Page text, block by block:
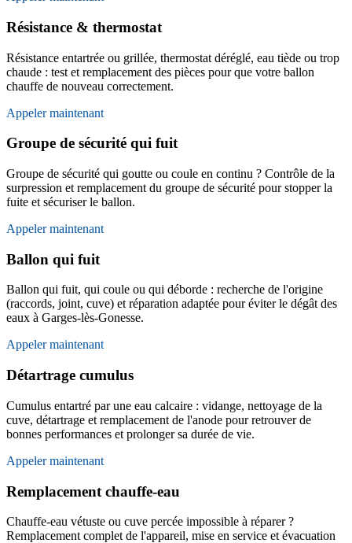
Résistance & thermostat
Résistance entartrée ou grillée, thermostat déréglé, eau tiède ou trop
chaude : test et remplacement des pièces pour que votre ballon
chauffe de nouveau correctement.
Appeler maintenant
Groupe de sécurité qui fuit
Groupe de sécurité qui goutte ou coule en continu ? Contrôle de la
surpression et remplacement du groupe de sécurité pour stopper la
fuite et sécuriser le ballon.
Appeler maintenant
Ballon qui fuit
Ballon qui fuit, qui coule ou qui déborde : recherche de l'origine
(raccords, joint, cuve) et réparation adaptée pour éviter le dégât des
eaux à Garges-lès-Gonesse.
Appeler maintenant
Détartrage cumulus
Cumulus entartré par une eau calcaire : vidange, nettoyage de la
cuve, détartrage et remplacement de l'anode pour retrouver de
bonnes performances et prolonger sa durée de vie.
Appeler maintenant
Remplacement chauffe-eau
Chauffe-eau vétuste ou cuve percée impossible à réparer ?
Remplacement complet de l'appareil, mise en service et évacuation